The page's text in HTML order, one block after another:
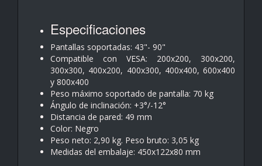
Especificaciones
Pantallas soportadas: 43"- 90"
Compatible con VESA: 200x200, 300x200,
300x300, 400x200, 400x300, 400x400, 600x400
y 800x400
Peso máximo soportado de pantalla: 70 kg
Ángulo de inclinación: +3°/-12°
Distancia de pared: 49 mm
Color: Negro
Peso neto: 2,90 kg. Peso bruto: 3,05 kg
Medidas del embalaje: 450x122x80 mm